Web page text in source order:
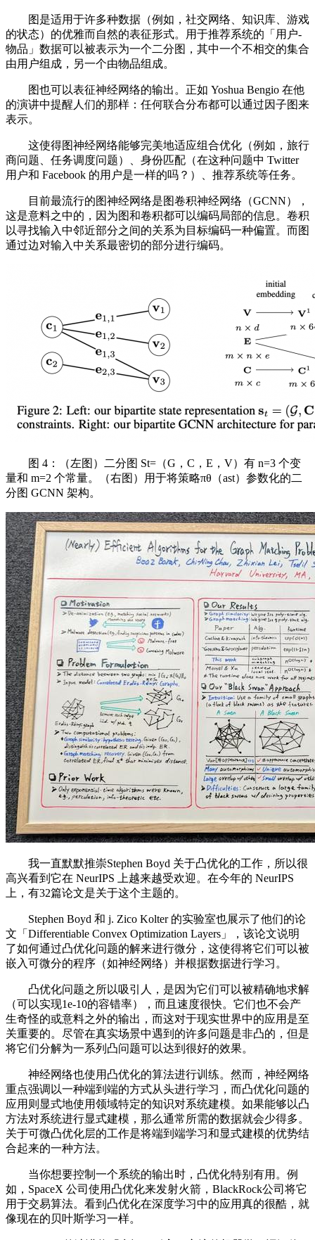
图是适用于许多种数据（例如，社交网络、知识库、游戏
的状态）的优雅而自然的表征形式。用于推荐系统的「用户-
物品」数据可以被表示为一个二分图，其中一个不相交的集合
由用户组成，另一个由物品组成。
图也可以表征神经网络的输出。正如 Yoshua Bengio 在他
的演讲中提醒人们的那样：任何联合分布都可以通过因子图来
表示。
这使得图神经网络能够完美地适应组合优化（例如，旅行
商问题、任务调度问题）、身份匹配（在这种问题中 Twitter
用户和 Facebook 的用户是一样的吗？）、推荐系统等任务。
目前最流行的图神经网络是图卷积神经网络（GCNN），
这是意料之中的，因为图和卷积都可以编码局部的信息。卷积
以寻找输入中邻近部分之间的关系为目标编码一种偏置。而图
通过边对输入中关系最密切的部分进行编码。
图 4：（左图）二分图 St=（G，C，E，V）有 n=3 个变
量和 m=2 个常量。（右图）用于将策略πθ（ast）参数化的二
分图 GCNN 架构。
我一直默默推崇Stephen Boyd 关于凸优化的工作，所以很
高兴看到它在 NeurIPS 上越来越受欢迎。在今年的 NeurIPS
上，有32篇论文是关于这个主题的。
Stephen Boyd 和 j. Zico Kolter 的实验室也展示了他们的论
文「Differentiable Convex Optimization Layers」，该论文说明
了如何通过凸优化问题的解来进行微分，这使得将它们可以被
嵌入可微分的程序（如神经网络）并根据数据进行学习。
凸优化问题之所以吸引人，是因为它们可以被精确地求解
（可以实现1e-10的容错率），而且速度很快。它们也不会产
生奇怪的或意料之外的输出，而这对于现实世界中的应用是至
关重要的。尽管在真实场景中遇到的许多问题是非凸的，但是
将它们分解为一系列凸问题可以达到很好的效果。
神经网络也使用凸优化的算法进行训练。然而，神经网络
重点强调以一种端到端的方式从头进行学习，而凸优化问题的
应用则显式地使用领域特定的知识对系统建模。如果能够以凸
方法对系统进行显式建模，那么通常所需的数据就会少得多。
关于可微凸优化层的工作是将端到端学习和显式建模的优势结
合起来的一种方法。
当你想要控制一个系统的输出时，凸优化特别有用。例
如，SpaceX 公司使用凸优化来发射火箭，BlackRock公司将它
用于交易算法。看到凸优化在深度学习中的应用真的很酷，就
像现在的贝叶斯学习一样。